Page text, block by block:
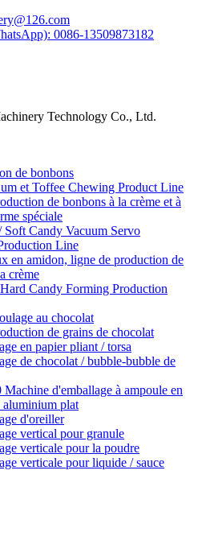
0086-13509873182
Technology Co., Ltd.
de bonbons
et Toffee Chewing Product Line
de bonbons à la crème et à
spéciale
Soft Candy Vacuum Servo
Line
en amidon, ligne de production de
crème
Candy Forming Production
au chocolat
de grains de chocolat
en papier pliant / torsa
de chocolat / bubble-bubble de
d'emballage à ampoule en
plat
d'oreiller
vertical pour granule
verticale pour la poudre
verticale pour liquide / sauce